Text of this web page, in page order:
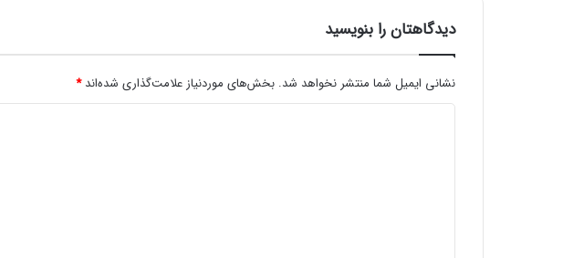
دیدگاهتان را بنویسید
نشانی ایمیل شما منتشر نخواهد شد. بخش‌های موردنیاز علامت‌گذاری شده‌اند*